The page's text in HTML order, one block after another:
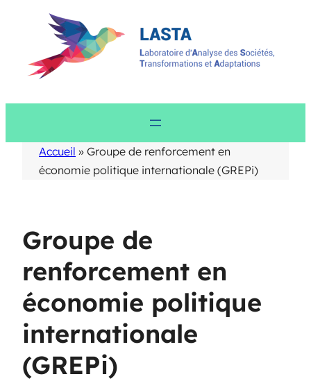
Accueil » Groupe de renforcement en
économie politique internationale (GREPi)
Groupe de
renforcement en
économie politique
internationale
(GREPi)